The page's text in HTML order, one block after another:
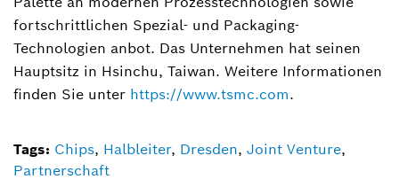
fortschrittlichen Spezial- und Packaging-
Technologien anbot. Das Unternehmen hat seinen
Hauptsitz in Hsinchu, Taiwan. Weitere Informationen
finden Sie unter https://www.tsmc.com.
Tags: Chips, Halbleiter, Dresden, Joint Venture,
Partnerschaft